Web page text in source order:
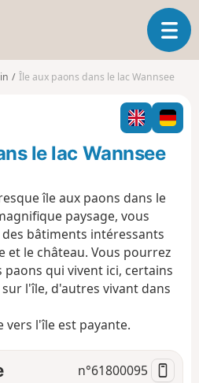
O
u
i
r
l
a
t
i
Île aux paons dans le lac Wannsee
le lac Wannsee
île aux paons dans le
paysage, vous
bâtiments intéressants
et le château. Vous pourrez
qui vivent ici, certains
l'île, d'autres vivant dans
vers l'île est payante.
n°61800095